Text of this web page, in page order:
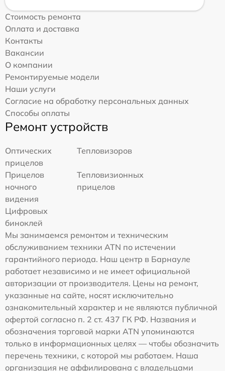
Стоимость ремонта
Оплата и доставка
Контакты
Вакансии
О компании
Ремонтируемые модели
Наши услуги
Согласие на обработку персональных данных
Способы оплаты
Ремонт устройств
Оптических
прицелов
Тепловизоров
Прицелов
ночного
видения
Тепловизионных
прицелов
Цифровых
биноклей
Мы занимаемся ремонтом и техническим
обслуживанием техники ATN по истечении
гарантийного периода. Наш центр в Барнауле
работает независимо и не имеет официальной
авторизации от производителя. Цены на ремонт,
указанные на сайте, носят исключительно
ознакомительный характер и не являются публичной
офертой согласно п. 2 ст. 437 ГК РФ. Названия и
обозначения торговой марки ATN упоминаются
только в информационных целях — чтобы обозначить
перечень техники, с которой мы работаем. Наша
организация не аффилирована с владельцами